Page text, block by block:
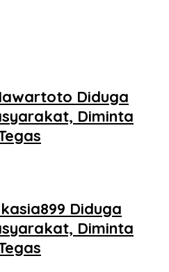
Diduga
Diminta
Diduga
Diminta